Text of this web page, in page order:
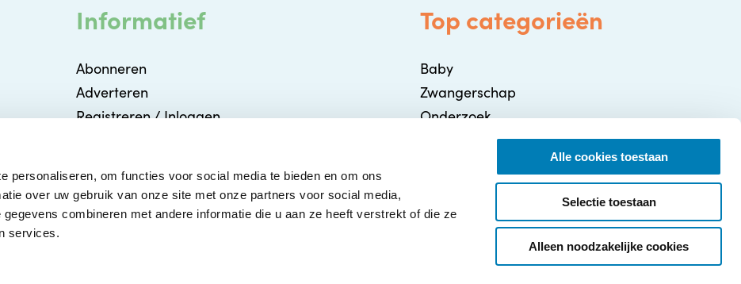
personaliseren, om functies voor social media te bieden en om ons
over uw gebruik van onze site met onze partners voor social media,
combineren met andere informatie die u aan ze heeft verstrekt of die ze
services.
Alle cookies toestaan
Selectie toestaan
Alleen noodzakelijke cookies
Informatief
Abonneren
Adverteren
Registreren / Inloggen
Contact
Top categorieën
Baby
Zwangerschap
Onderzoek
Gezondheid / Ziekte
Ouderschap